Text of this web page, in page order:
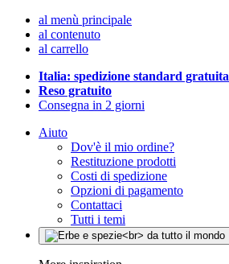
al menù principale
al contenuto
al carrello
Italia: spedizione standard gratuita
Reso gratuito
Consegna in 2 giorni
Aiuto
Dov'è il mio ordine?
Restituzione prodotti
Costi di spedizione
Opzioni di pagamento
Contattaci
Tutti i temi